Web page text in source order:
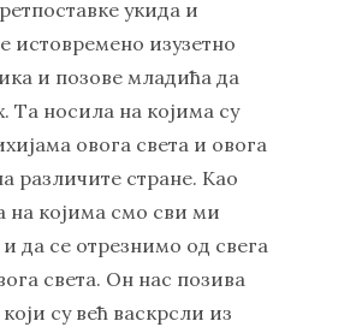
укида и
истовремено изузетно
и позове младића да
Та носила на којима су
овога света и овога
различите стране. Као
на којима смо сви ми
да се отрезнимо од свега
света. Он нас позива
су већ васкрсли из